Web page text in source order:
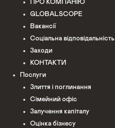
ПРО КОМПАНІЮ
GLOBALSCOPE
Вакансії
Соціальна відповідальність
Заходи
КОНТАКТИ
Послуги
Злиття і поглинання
Сімейний офіс
Залучення капіталу
Оцінка бізнесу